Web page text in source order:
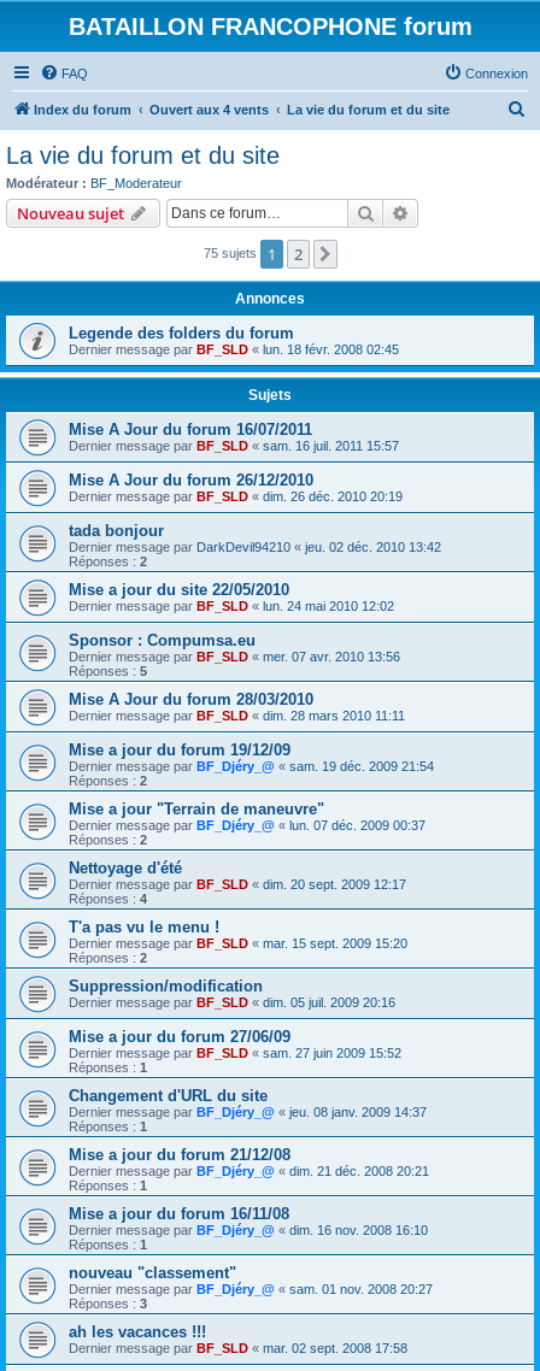
BATAILLON FRANCOPHONE forum
FAQ Connexion
Index du forum Ouvert aux 4 vents La vie du forum et du site
c
r
La vie du forum et du site
Modérateur : BF_Moderateur
Nouveau sujet Rechercher
75 sujets 1 2
Annonces
Legende des folders du forum
Dernier message par BF_SLD « lun. 18 févr. 2008 02:45
Sujets
Mise A Jour du forum 16/07/2011
Dernier message par BF_SLD « sam. 16 juil. 2011 15:57
Mise A Jour du forum 26/12/2010
Dernier message par BF_SLD « dim. 26 déc. 2010 20:19
tada bonjour
Dernier message par DarkDevil94210 « jeu. 02 déc. 2010 13:42
Réponses : 2
Mise a jour du site 22/05/2010
Dernier message par BF_SLD « lun. 24 mai 2010 12:02
Sponsor : Compumsa.eu
Dernier message par BF_SLD « mer. 07 avr. 2010 13:56
Réponses : 5
Mise A Jour du forum 28/03/2010
Dernier message par BF_SLD « dim. 28 mars 2010 11:11
Mise a jour du forum 19/12/09
Dernier message par BF_Djéry_@ « sam. 19 déc. 2009 21:54
Réponses : 2
Mise a jour "Terrain de maneuvre"
Dernier message par BF_Djéry_@ « lun. 07 déc. 2009 00:37
Réponses : 2
Nettoyage d'été
Dernier message par BF_SLD « dim. 20 sept. 2009 12:17
Réponses : 4
T'a pas vu le menu !
Dernier message par BF_SLD « mar. 15 sept. 2009 15:20
Réponses : 2
Suppression/modification
Dernier message par BF_SLD « dim. 05 juil. 2009 20:16
Mise a jour du forum 27/06/09
Dernier message par BF_SLD « sam. 27 juin 2009 15:52
Réponses : 1
Changement d'URL du site
Dernier message par BF_Djéry_@ « jeu. 08 janv. 2009 14:37
Réponses : 1
Mise a jour du forum 21/12/08
Dernier message par BF_Djéry_@ « dim. 21 déc. 2008 20:21
Réponses : 1
Mise a jour du forum 16/11/08
Dernier message par BF_Djéry_@ « dim. 16 nov. 2008 16:10
Réponses : 1
nouveau "classement"
Dernier message par BF_Djéry_@ « sam. 01 nov. 2008 20:27
Réponses : 3
ah les vacances !!!
Dernier message par BF_SLD « mar. 02 sept. 2008 17:58